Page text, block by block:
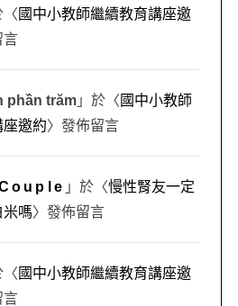
〈 國中小教師繼續教育講座邀
言
phần trăm 」於〈 國中小教師
邀約〉發佈留言
」於〈慢性腎友一定
米嗎〉發佈留言
〈 國中小教師繼續教育講座邀
言